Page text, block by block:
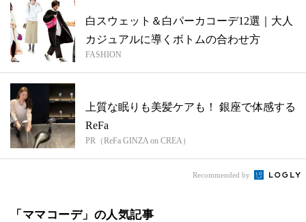
白スウェット＆白パーカコーデ12選｜大人
カジュアルに導くボトムの合わせ方
FASHION
上質な眠りも美髪ケアも！ 銀座で体感する
ReFa
PR（ReFa GINZA on CREA）
Recommended by
「ママコーデ」の人気記事